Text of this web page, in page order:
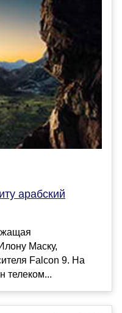
арабский
Маску,
Falcon 9. На
телеком...